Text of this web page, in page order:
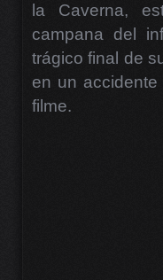
la Caverna,
campana del
trágico final de
en un
filme.